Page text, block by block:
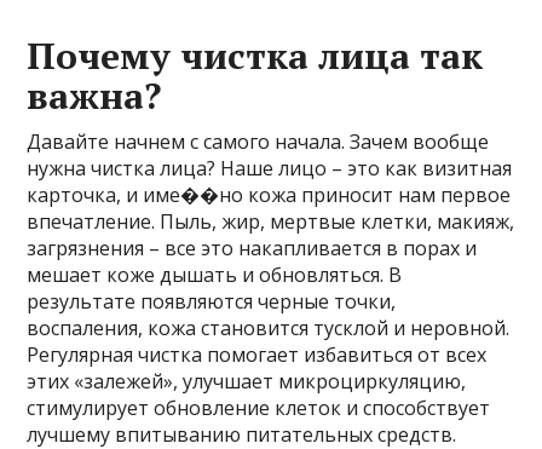
Почему чистка лица так
важна?
Давайте начнем с самого начала. Зачем вообще
нужна чистка лица? Наше лицо – это как визитная
карточка, и име��но кожа приносит нам первое
впечатление. Пыль, жир, мертвые клетки, макияж,
загрязнения – все это накапливается в порах и
мешает коже дышать и обновляться. В
результате появляются черные точки,
воспаления, кожа становится тусклой и неровной.
Регулярная чистка помогает избавиться от всех
этих «залежей», улучшает микроциркуляцию,
стимулирует обновление клеток и способствует
лучшему впитыванию питательных средств.